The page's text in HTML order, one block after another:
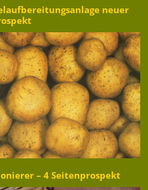
neuer
– 4 Seitenprospekt